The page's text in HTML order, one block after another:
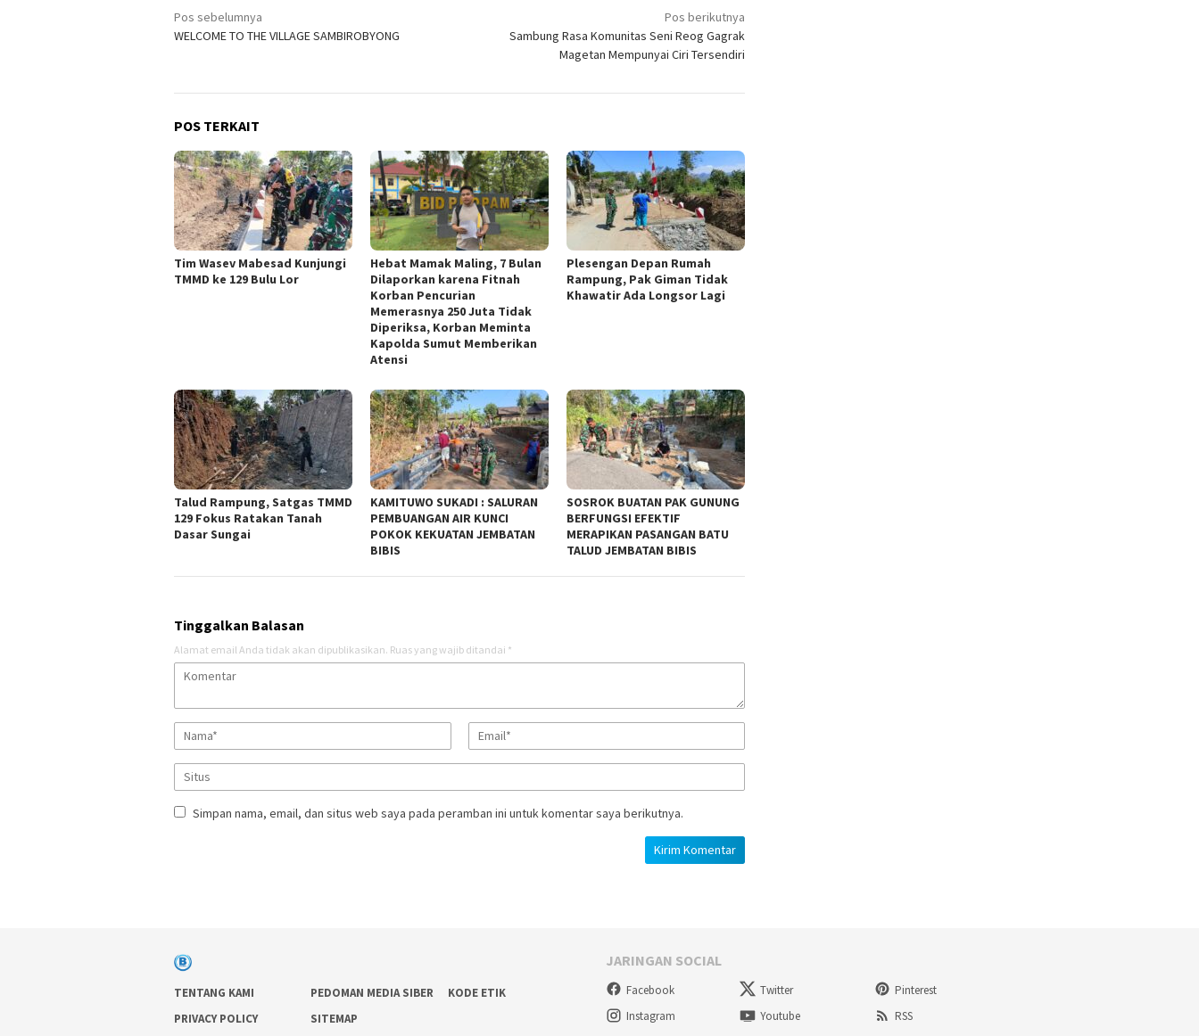
Navigasi
pos
Pos sebelumnya
WELCOME TO THE VILLAGE SAMBIROBYONG
Pos berikutnya
Sambung Rasa Komunitas Seni Reog Gagrak
Magetan Mempunyai Ciri Tersendiri
POS TERKAIT
Tim Wasev Mabesad Kunjungi
TMMD ke 129 Bulu Lor
Hebat Mamak Maling, 7 Bulan
Dilaporkan karena Fitnah
Korban Pencurian
Memerasnya 250 Juta Tidak
Diperiksa, Korban Meminta
Kapolda Sumut Memberikan
Atensi
Plesengan Depan Rumah
Rampung, Pak Giman Tidak
Khawatir Ada Longsor Lagi
Talud Rampung, Satgas TMMD
129 Fokus Ratakan Tanah
Dasar Sungai
KAMITUWO SUKADI : SALURAN
PEMBUANGAN AIR KUNCI
POKOK KEKUATAN JEMBATAN
BIBIS
SOSROK BUATAN PAK GUNUNG
BERFUNGSI EFEKTIF
MERAPIKAN PASANGAN BATU
TALUD JEMBATAN BIBIS
Tinggalkan Balasan
Alamat email Anda tidak akan dipublikasikan. Ruas yang wajib ditandai *
Simpan nama, email, dan situs web saya pada peramban ini untuk komentar saya berikutnya.
TENTANG KAMI PEDOMAN MEDIA SIBER
KODE ETIK
PRIVACY POLICY
SITEMAP
JARINGAN SOCIAL
Facebook Twitter
Pinterest
Instagram
Youtube RSS